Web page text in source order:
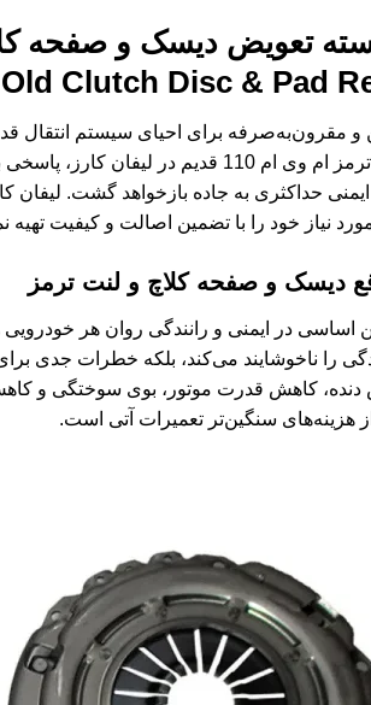
Old Clutch Disc & Pad
دیسک و صفحه کلاچ و لنت ترمز ام وی
حداکثری به جاده بازخواهد گشت.
نیاز خود را با تضمین اصالت و کیفیت تهیه
دیسک و صفحه کلاچ و لنت ترمز
اساسی در ایمنی و رانندگی روان هر
را ناخوشایند می‌کند، بلکه خطرات جدی
دنده، کاهش قدرت موتور، بوی سوختگی و
هزینه‌های سنگین‌تر تعمیرات آتی است.